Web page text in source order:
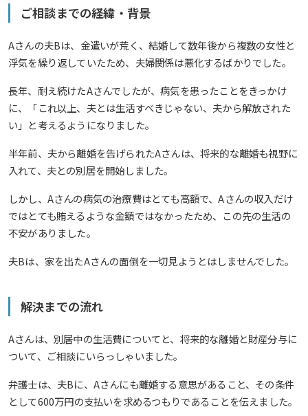
ご相談までの経緯・背景
Aさんの夫Bは、金遣いが荒く、結婚して数年後から複数の女性と
浮気を繰り返していたため、夫婦関係は悪化するばかりでした。
長年、耐え続けたAさんでしたが、病気を患ったことをきっかけ
に、「これ以上、夫とは生活すべきじゃない、夫から解放された
い」と考えるようになりました。
半年前、夫から離婚を告げられたAさんは、将来的な離婚も視野に
入れて、夫との別居を開始しました。
しかし、Aさんの病気の治療費はとても高額で、Aさんの収入だけ
ではとても賄えるような金額ではなかったため、この先の生活の
不安がありました。
夫Bは、家を出たAさんの面倒を一切見ようとはしませんでした。
解決までの流れ
Aさんは、別居中の生活費についてと、将来的な離婚と財産分与に
ついて、ご相談にいらっしゃいました。
弁護士は、夫Bに、Aさんにも離婚する意思があること、その条件
として600万円の支払いを求めるつもりであることを伝えました。